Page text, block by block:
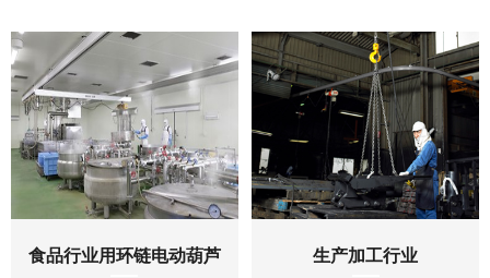
食品行业用环链电动葫芦 生产加工行业